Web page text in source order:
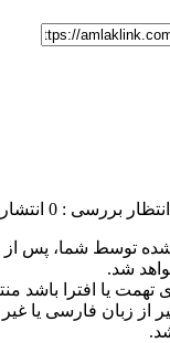
بررسی : 0
توسط شما، پس از
شد.
تهمت یا افترا باشد
از زبان فارسی یا